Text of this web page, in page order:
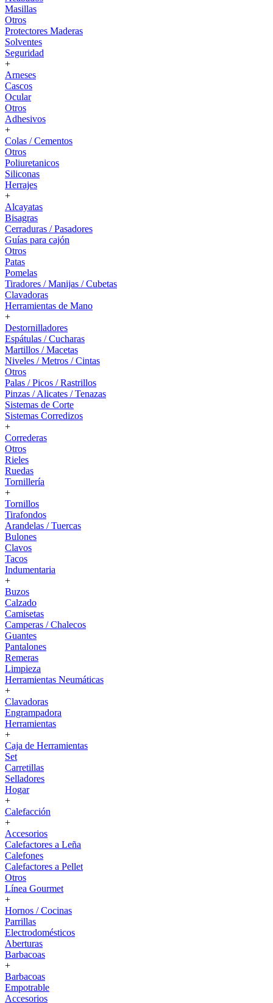
Masillas
Otros
Protectores Maderas
Solventes
Seguridad
+
Arneses
Cascos
Ocular
Otros
Adhesivos
+
Colas / Cementos
Otros
Poliuretanicos
Siliconas
Herrajes
+
Alcayatas
Bisagras
Cerraduras / Pasadores
Guías para cajón
Otros
Patas
Pomelas
Tiradores / Manijas / Cubetas
Clavadoras
Herramientas de Mano
+
Destornilladores
Espátulas / Cucharas
Martillos / Macetas
Niveles / Metros / Cintas
Otros
Palas / Picos / Rastrillos
Pinzas / Alicates / Tenazas
Sistemas de Corte
Sistemas Corredizos
+
Correderas
Otros
Rieles
Ruedas
Tornillería
+
Tornillos
Tirafondos
Arandelas / Tuercas
Bulones
Clavos
Tacos
Indumentaria
+
Buzos
Calzado
Camisetas
Camperas / Chalecos
Guantes
Pantalones
Remeras
Limpieza
Herramientas Neumáticas
+
Clavadoras
Engrampadora
Herramientas
+
Caja de Herramientas
Set
Carretillas
Selladores
Hogar
+
Calefacción
+
Accesorios
Calefactores a Leña
Calefones
Calefactores a Pellet
Otros
Línea Gourmet
+
Hornos / Cocinas
Parrillas
Electrodomésticos
Aberturas
Barbacoas
+
Barbacoas
Empotrable
Accesorios